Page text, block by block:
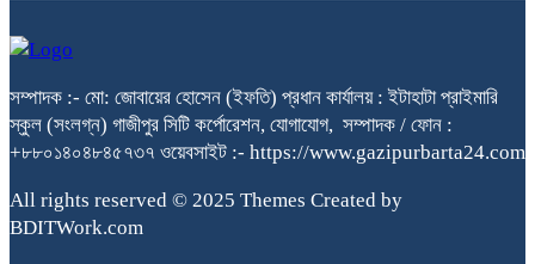
সম্পাদক :- মো: জোবায়ের হোসেন (ইফতি) প্রধান কার্যালয় : ইটাহাটা প্রাইমারি
স্কুল (সংলগ্ন) গাজীপুর সিটি কর্পোরেশন, যোগাযোগ, সম্পাদক / ফোন :
+৮৮০১৪০৪৮৪৫৭৩৭ ওয়েবসাইট :- https://www.gazipurbarta24.com
All rights reserved © 2025 Themes Created by
BDITWork.com